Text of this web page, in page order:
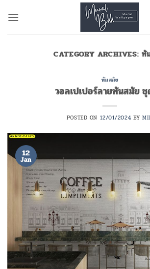
CATEGORY ARCHIVES: ทั
ทันสมัย
วอลเปเปอร์ลายทันสมัย
POSTED ON 12/01/2024 BY
12
Jan